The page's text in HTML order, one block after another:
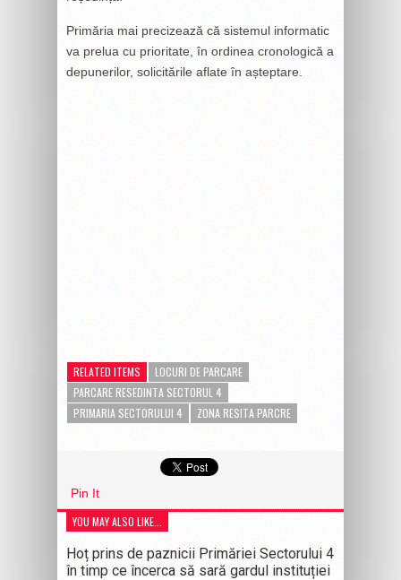
Primăria mai precizează că sistemul informatic
va prelua cu prioritate, în ordinea cronologică a
depunerilor, solicitările aflate în așteptare.
RELATED ITEMS
LOCURI DE PARCARE
PARCARE RESEDINTA SECTORUL 4
PRIMARIA SECTORULUI 4
ZONA RESITA PARCRE
Pin It
YOU MAY ALSO LIKE...
Hoț prins de paznicii Primăriei Sectorului 4
în timp ce încerca să sară gardul instituției